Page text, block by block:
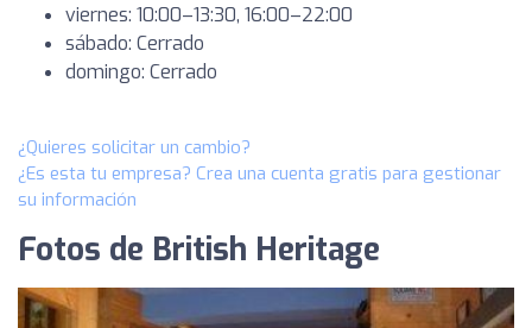
viernes: 10:00–13:30, 16:00–22:00
sábado: Cerrado
domingo: Cerrado
¿Quieres solicitar un cambio?
¿Es esta tu empresa? Crea una cuenta gratis para gestionar
su información
Fotos de British Heritage